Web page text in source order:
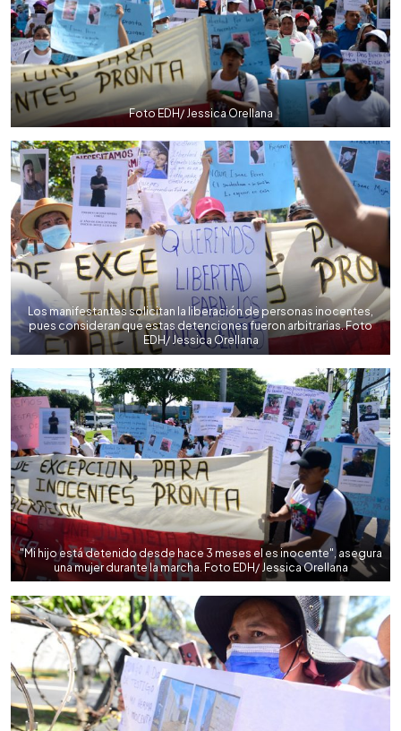
Foto EDH/ Jessica Orellana
Los manifestantes solicitan la liberación de personas inocentes,
pues consideran que estas detenciones fueron arbitrarias. Foto
EDH/ Jessica Orellana
"Mi hijo está detenido desde hace 3 meses el es inocente", asegura
una mujer durante la marcha. Foto EDH/ Jessica Orellana